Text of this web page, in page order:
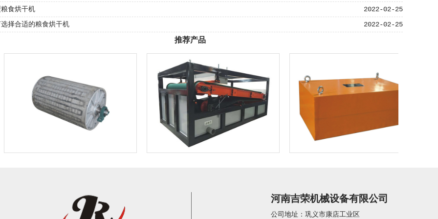
2022-02-25
食烘干机
2022-02-25
择合适的粮食烘干机
推荐产品
河南吉荣机械设备有限公司
公司地址：巩义市康店工业区